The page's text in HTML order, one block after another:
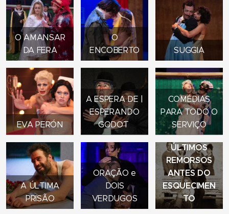
O AMANSAR
DA FERA
O
ENCOBERTO
SUGGIA
EVA PERÓN
A ESPERA DE |
ESPERANDO
GODOT
COMÉDIAS
PARA TODO O
SERVIÇO
A ÚLTIMA
PRISÃO
ORAÇÃO e
DOIS
VERDUGOS
ÚLTIMOS
REMORSOS
ANTES DO
ESQUECIMEN
TO